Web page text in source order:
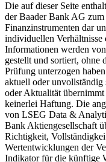
Die auf dieser Seite
der Baader Bank AG
Finanzinstrumenten dar
individuellen Verhältnisse
Informationen werden
gestellt und sortiert, ohne
Prüfung unterzogen
aktuell oder
oder Aktualität
keinerlei Haftung. Die
von LSEG Data &
Bank Aktiengesellschaft
Richtigkeit,
Wertentwicklungen der
Indikator für die künftige